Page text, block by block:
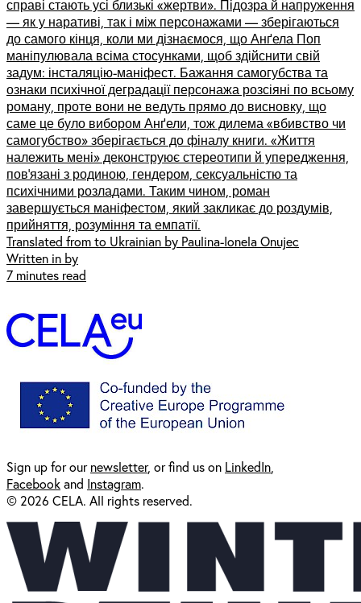
справі стають усі близькі «жертви». Підозра й напруження
— як у наративі, так і між персонажами — зберігаються
до самого кінця, коли ми дізнаємося, що Анґела Поп
маніпулювала всіма стосунками, щоб здійснити свій
задум: інсталяцію-маніфест. Бажання самогубства та
ознаки психічної деградації персонажа розсіяні по всьому
роману, проте вони не ведуть прямо до висновку, що
саме це було вибором Анґели, тож дилема «вбивство чи
самогубство» зберігається до фіналу книги. «Життя
належить мені» деконструює стереотипи й упередження,
пов’язані з родиною, гендером, сексуальністю та
психічними розладами. Таким чином, роман
завершується маніфестом, який закликає до роздумів,
прийняття, розуміння та емпатії.
Translated from to Ukrainian by Paulina-Ionela Onujec
Written in by
7 minutes read
Sign up for ournewsletter, or find us on LinkedIn
Facebookand Instagram.
© 2026 CELA. All rights reserved.